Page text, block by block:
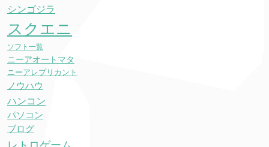
シンゴジラ
スクエニ
ソフト一覧
ニーアオートマタ
ニーアレプリカント
ノウハウ
ハンコン
パソコン
ブログ